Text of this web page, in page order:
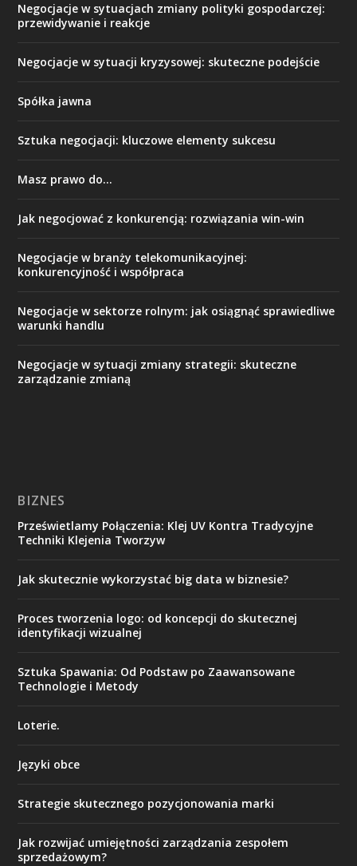
Negocjacje w sytuacjach zmiany polityki gospodarczej:
przewidywanie i reakcje
Negocjacje w sytuacji kryzysowej: skuteczne podejście
Spółka jawna
Sztuka negocjacji: kluczowe elementy sukcesu
Masz prawo do…
Jak negocjować z konkurencją: rozwiązania win-win
Negocjacje w branży telekomunikacyjnej:
konkurencyjność i współpraca
Negocjacje w sektorze rolnym: jak osiągnąć sprawiedliwe
warunki handlu
Negocjacje w sytuacji zmiany strategii: skuteczne
zarządzanie zmianą
BIZNES
Prześwietlamy Połączenia: Klej UV Kontra Tradycyjne
Techniki Klejenia Tworzyw
Jak skutecznie wykorzystać big data w biznesie?
Proces tworzenia logo: od koncepcji do skutecznej
identyfikacji wizualnej
Sztuka Spawania: Od Podstaw po Zaawansowane
Technologie i Metody
Loterie.
Języki obce
Strategie skutecznego pozycjonowania marki
Jak rozwijać umiejętności zarządzania zespołem
sprzedażowym?